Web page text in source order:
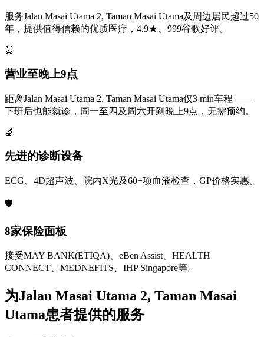
服务Jalan Masai Utama 2, Taman Masai Utama及周边居民超过50
年，提供值得信赖的优质医疗，4.9★、999谷歌好评。
⏰
营业至晚上9点
距离Jalan Masai Utama 2, Taman Masai Utama仅3 min车程——
下班后也能就诊，周一至四及周六开到晚上9点，无需预约。
🔬
先进的诊断设备
ECG、4D超声波、院内X光及60+项血液检查，GP价格实惠。
🛡️
8家保险面板
接受MAY BANK(ETIQA)、eBen Assist、HEALTH
CONNECT、MEDNEFITS、IHP Singapore等。
为Jalan Masai Utama 2, Taman Masai
Utama患者提供的服务